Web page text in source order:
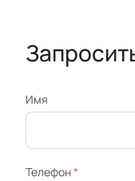
Имя
Телефон*